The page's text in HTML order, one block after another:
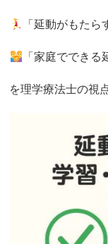
「延動がもたら
「家庭でできる
を理学療法士の視